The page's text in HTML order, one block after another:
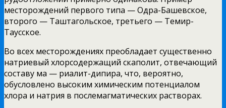
месторождений первого типа — Одра-Башевское,
второго — Таштагольское, третьего — Темир-
Таусское.
Во всех месторождениях преобладает существенно
натриевый хлорсодержащий скаполит, отвечающий
составу ма — риалит-дипира, что, вероятно,
обусловлено высоким химическим потенциалом
хлора и натрия в послемагматических растворах.